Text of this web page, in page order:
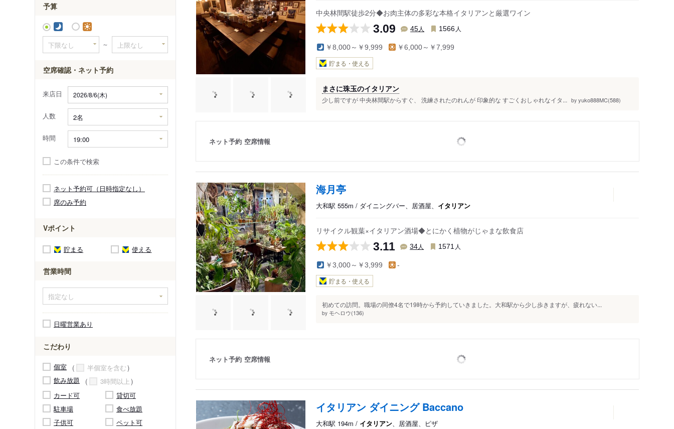
予算
～
空席確認・ネット予約
来店日
人数
時間
この条件で検索
ネット予約可（日時指定なし）
席のみ予約
Vポイント
貯まる 使える
営業時間
日曜営業あり
こだわり
個室
半個室を含む
飲み放題
3時間以上
カード可
貸切可
駐車場
食べ放題
子供可
ペット可
中央林間駅徒歩2分◆お肉主体の多彩な本格イタリアンと厳選ワイン
3.09 45人 1566 人
￥8,000～￥9,999 ￥6,000～￥7,999
貯まる・使える
まさに珠玉のイタリアン
少し前ですが 中央林間駅からすぐ、 洗練されたのれんが 印象的な すごくおしゃれなイタ... by yuko888MC(588)
ネット予約 空席情報
海月亭
大和駅 555m / ダイニングバー、居酒屋、 イタリアン
リサイクル観葉×イタリアン酒場◆とにかく植物がじゃまな飲食店
3.11 34人 1571 人
￥3,000～￥3,999 -
貯まる・使える
初めての訪問。職場の同僚4名で19時から予約していきました。大和駅から少し歩きますが、疲れない...
by モヘロウ(136)
ネット予約 空席情報
イタリアン ダイニング Baccano
大和駅 194m / イタリアン、居酒屋、ピザ